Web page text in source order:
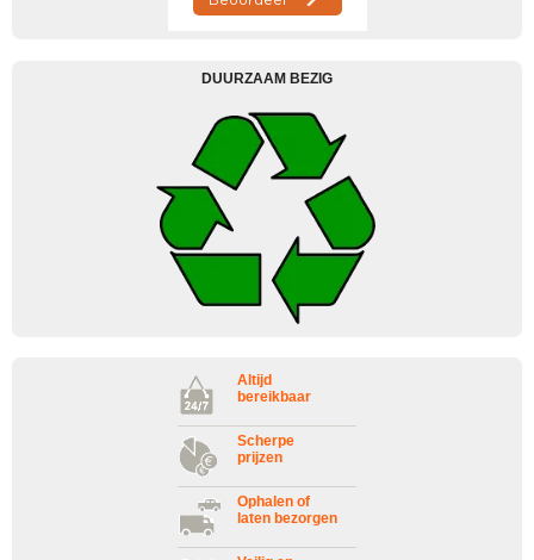
DUURZAAM BEZIG
Altijd
bereikbaar
Scherpe
prijzen
Ophalen of
laten bezorgen